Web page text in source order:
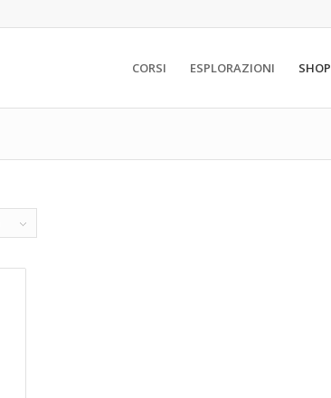
CORSI ESPLORAZIONI SHOP